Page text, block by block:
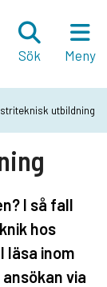
Sök
Meny
utbildning
I så fall
hos
läsa inom
via